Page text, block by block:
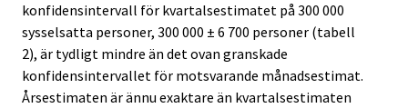
konfidensintervall för kvartalsestimatet på 300 000
sysselsatta personer, 300 000 ± 6 700 personer (tabell
2), är tydligt mindre än det ovan granskade
konfidensintervallet för motsvarande månadsestimat.
Årsestimaten är ännu exaktare än kvartalsestimaten